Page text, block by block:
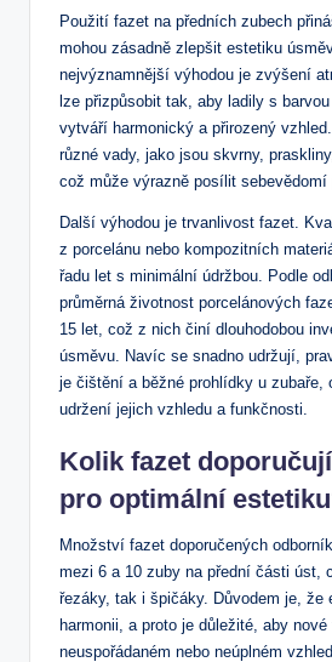
Použití fazet na předních zubech
mohou zásadně zlepšit estetiku
nejvýznamnější výhodou je zvýšení
lze přizpůsobit tak, aby ladily s
vytváří harmonický a přirozený
různé vady, jako jsou skvrny,
což může výrazně posílit sebevědomí
Další výhodou je trvanlivost fazet.
z porcelánu nebo kompozitních
řadu let s minimální údržbou. Podle
průměrná životnost porcelánových
15 let, což z nich činí dlouhodobou
úsměvu. Navíc se snadno udržují,
je čištění a běžné prohlídky u zubaře,
udržení jejich vzhledu a funkčnosti.
Kolik fazet
pro optimální
Množství fazet doporučených
mezi 6 a 10 zuby na přední části úst,
řezáky, tak i špičáky. Důvodem je, že
harmonii, a proto je důležité, aby
neuspořádaném nebo neúplném